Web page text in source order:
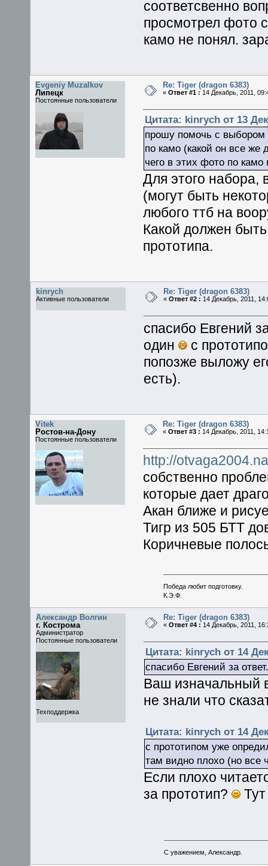
соответсвенно
просмотрел фото
камо не понял.
Evgeniy Muzalkov
Липецк
Постоянные пользователи
Re: Tiger (dragon 6383)
« Ответ #1 : 14 Декабрь, 2011,
Цитата: kinrych от 13
прошу помочь с выбором
по камо (какой он все же
чего в этих фото по
Для этого набора,
(могут быть
любого ттб на
Какой должен
прототипа.
kinrych
Активные пользователи
Re: Tiger (dragon 6383)
« Ответ #2 : 14 Декабрь, 2011,
спасибо Евгений
один
с
попозже выложу
есть).
Vitek
Ростов-на-Дону
Постоянные пользователи
Re: Tiger (dragon 6383)
« Ответ #3 : 14 Декабрь, 2011,
http://
собственно
которые дает
Акан ближе и
Тигр из 505 БТТ
Коричневые
Победа любит подготовку.
К.Э.Ф.
Александр Волгин
г. Кострома
Администратор
Постоянные пользователи
Техподдержка
Re: Tiger (dragon 6383)
« Ответ #4 : 14 Декабрь, 2011,
Цитата: kinrych от 14
спасибо Евгений за
Ваш изначальный
не знали что
Цитата: kinrych от 14
с прототипом уже
там видно плохо (но все
Если плохо
за прототип?
С уважением, Александр.